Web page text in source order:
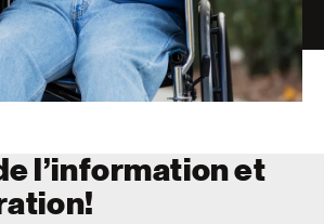
l’information et